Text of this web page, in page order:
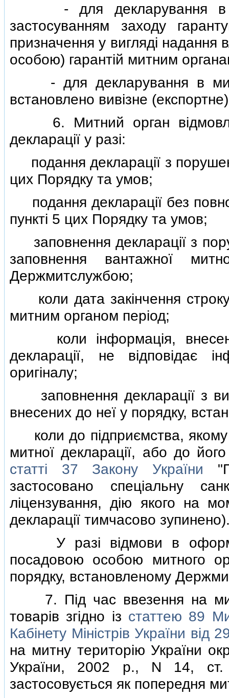
- для декларування в
застосуванням заходу
призначення у виглядi
особою) гарантiй митним
- для декларування в
встановлено вивiзне
6. Митний орган
декларацiї у разi:
подання декларацiї з
цих Порядку та умов;
подання декларацiї без
пунктi 5 цих Порядку та умов;
заповнення декларацiї з
заповнення вантажної
Держмитслужбою;
коли дата закiнчення
митним органом перiод;
коли iнформацiя, внесена
декларацiї, не вiдповiдає
оригiналу;
заповнення декларацiї з
внесених до неї у порядку,
коли до пiдприємства, якому
митної декларацiї, або до
статтi 37 Закону України
застосовано спецiальну
лiцензування, дiю якого на
декларацiї тимчасово
У разi вiдмови в
посадовою особою митного
порядку, встановленому
7. Пiд час ввезення на
товарiв згiдно iз статтею 89
Кабiнету Мiнiстрiв України вiд
на митну територiю України
України, 2002 р., N 14, ст.
застосовується як попередня